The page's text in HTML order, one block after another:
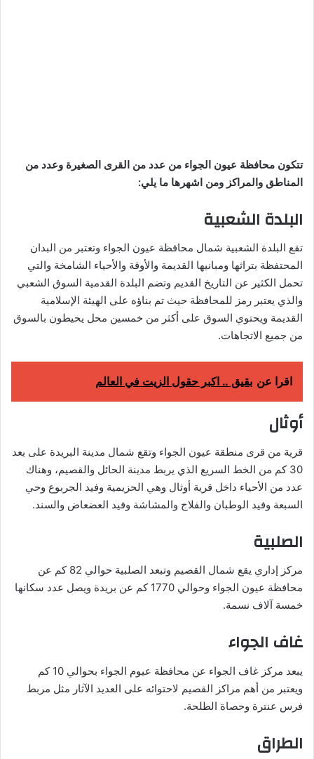
تتكون محافظة عيون الجواء من عدد من القرى الصغيرة وعدد من
المناطق والمراكز ومن اشهرها ما يلي:
البلدة الشعبية
تقع البلدة الشعبية شمال محافظة عيون الجواء وتعتبر من البدان
المحتفظة بتراثها ومبانيها القديمة والأوقة والأحياء الشامخة والتي
تحمل الكثير عن التاريخ القديم وتضم البلدة القدمية السوق الشعبي
والذي يعتبر رمز للمحافظة حيث تم بناؤه على الهيئة الإسلامية
القديمة ويحتوي السوق على أكثر من خمسين محل يحيطون بالسوق
من جميع الاتجاهات.
اقرا عن بقيق .. اكبر حقول الزيت في العالم
أوثال
قرية من قرى منطقة عيون الجواء وتقع شمال مدينة البريدة على بعد
30 كم من الخط السريع الذي يربط مدينة الحائل والقصيم، وهناك
عدد من الأحياء داخل قرية أوثال وهي الحزيمية وفيد الجربوع وحي
السبعة وفيد الوطبان والفلاج والمشاشة وفيد العضعاض والسند.
الصلبية
مركز إداري يقع شمال القصيم وتبعد الصلبية حوالي 82 كم عن
محافظة عيون الجواء وحوالي 1770 كم عن بريدة ويصل عدد سكانها
خمسة آلاف نسمة.
غاف الجواء
يبعد مركز غاف الجواء عن محافظة عيوم الجواء بحوالي 10 كم
ويعتبر من أهم مراكز القصيم لاحتوائه على العديد الآثار مثل مربط
فرس عنترة وحصاة الطلحة.
الطراق